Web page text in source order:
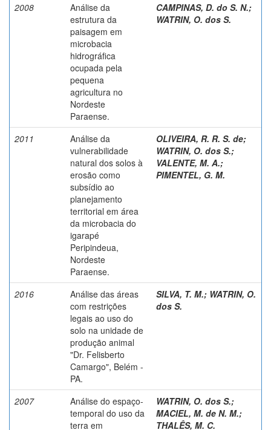
2008
Análise da
estrutura da
paisagem em
microbacia
hidrográfica
ocupada pela
pequena
agricultura no
Nordeste
Paraense.
CAMPINAS, D. do S. N.;
WATRIN, O. dos S.
2011
Análise da
vulnerabilidade
natural dos solos à
erosão como
subsídio ao
planejamento
territorial em área
da microbacia do
igarapé
Peripindeua,
Nordeste
Paraense.
OLIVEIRA, R. R. S. de;
WATRIN, O. dos S.;
VALENTE, M. A.;
PIMENTEL, G. M.
2016
Análise das áreas
com restrições
legais ao uso do
solo na unidade de
produção animal
"Dr. Felisberto
Camargo", Belém -
PA.
SILVA, T. M.; WATRIN, O.
dos S.
2007
Análise do espaço-
temporal do uso da
terra em
WATRIN, O. dos S.;
MACIEL, M. de N. M.;
THALÊS, M. C.